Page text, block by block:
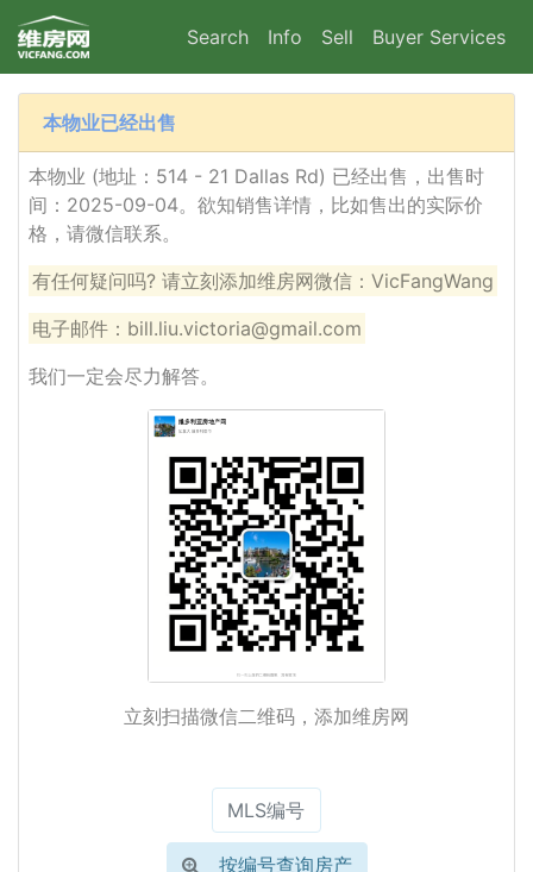
Search Info Sell Buyer Services
本物业已经出售
本物业 (地址：514 - 21 Dallas Rd) 已经出售，出售时
间：2025-09-04。欲知销售详情，比如售出的实际价
格，请微信联系。
有任何疑问吗? 请立刻添加维房网微信：VicFangWang
电子邮件：bill.liu.victoria@gmail.com
我们一定会尽力解答。
立刻扫描微信二维码，添加维房网
按编号查询房产